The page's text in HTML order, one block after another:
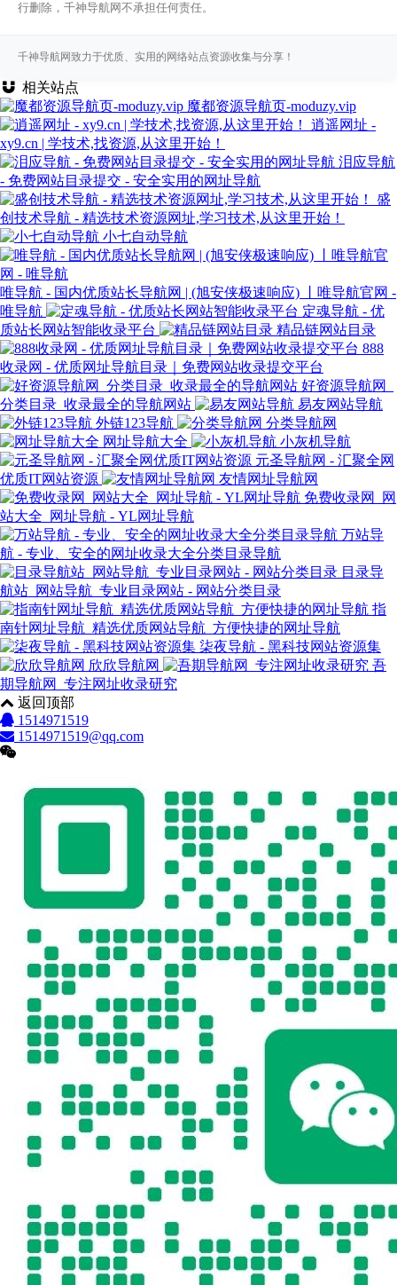
行删除，千神导航网不承担任何责任。
千神导航网致力于优质、实用的网络站点资源收集与分享！
相关站点
魔都资源导航页-moduzy.vip
逍遥网址 -
xy9.cn | 学技术,找资源,从这里开始！
泪应导航
- 免费网站目录提交 - 安全实用的网址导航
盛
创技术导航 - 精选技术资源网址,学习技术,从这里开始！
小七自动导航
唯导航 - 国内优质站长导航网 | (旭安侠极速响应) 丨唯导航官网 -
唯导航
定魂导航 - 优
质站长网站智能收录平台
精品链网站目录
888
收录网 - 优质网址导航目录｜免费网站收录提交平台
好资源导航网_
分类目录_收录最全的导航网站
易友网站导航
外链123导航
分类导航网
网址导航大全
小灰机导航
元圣导航网 - 汇聚全网
优质IT网站资源
友情网址导航网
免费收录网_网
站大全_网址导航 - YL网址导航
万站导
航 - 专业、安全的网址收录大全分类目录导航
目录导
航站_网站导航_专业目录网站 - 网站分类目录
指
南针网址导航_精选优质网站导航_方便快捷的网址导航
柒夜导航 - 黑科技网站资源集
欣欣导航网
吾
期导航网_专注网址收录研究
返回顶部
1514971519
1514971519@qq.com